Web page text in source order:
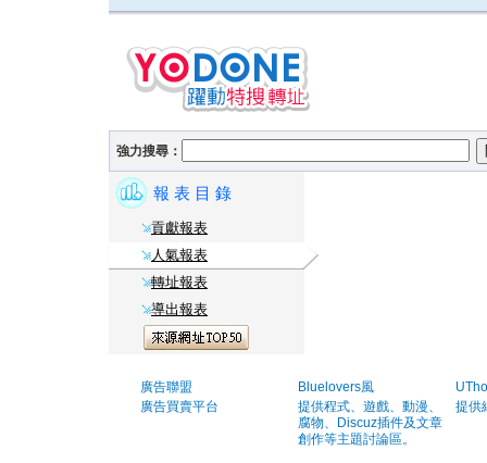
強力搜尋：
報 表 目 錄
貢獻報表
人氣報表
轉址報表
導出報表
廣告聯盟
廣告買賣平台
Bluelovers風
提供程式、遊戲、動漫、
腐物、Discuz插件及文章
創作等主題討論區。
提供